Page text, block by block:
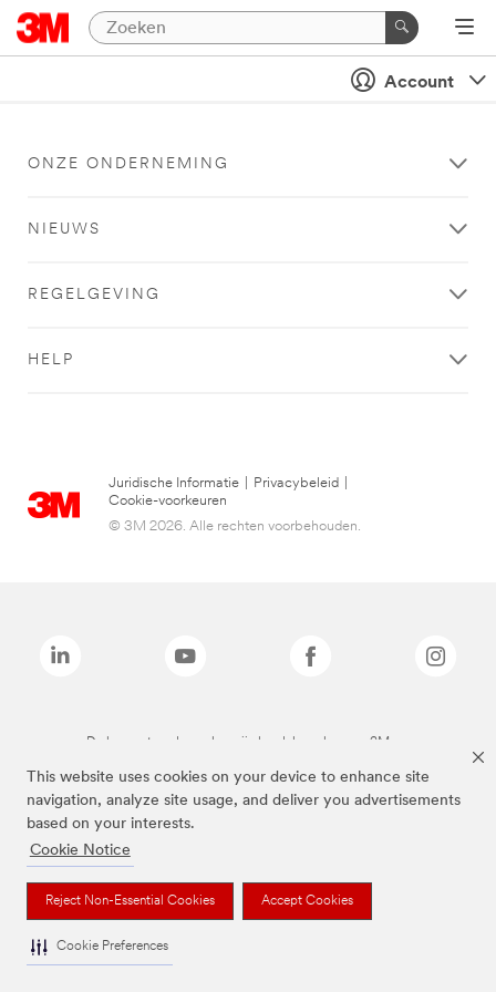
This website uses cookies on your device to enhance site
navigation, analyze site usage, and deliver you advertisements
based on your interests.
Cookie Notice
Reject Non-Essential Cookies Accept Cookies
Cookie Preferences
Account
ONZE ONDERNEMING
NIEUWS
REGELGEVING
HELP
Juridische Informatie Privacybeleid
Cookie-voorkeuren
© 3M 2026. Alle rechten voorbehouden.
De bovenstaande merken zijn handelsmerken van 3M.we